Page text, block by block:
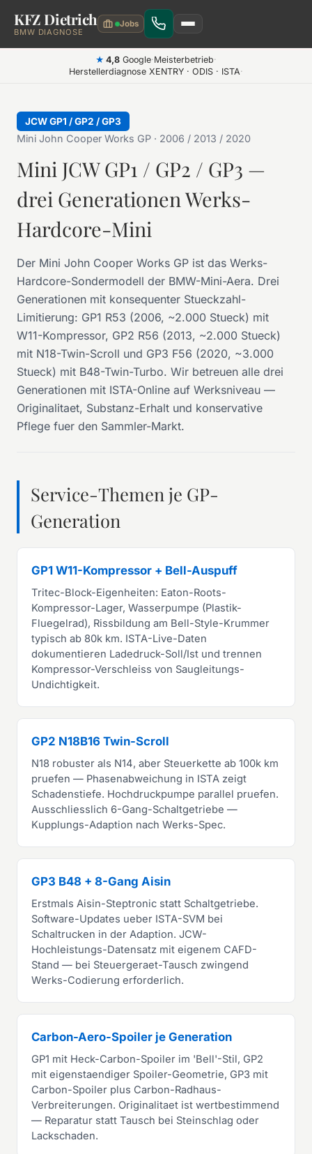
Zum Hauptinhalt springen
KFZ Dietrich
BMW DIAGNOSE
★ 4,8Google·Meisterbetrieb·
Herstellerdiagnose XENTRY · ODIS · ISTA·
JCW GP1 / GP2 / GP3
Mini John Cooper Works GP · 2006 / 2013 / 2020
Mini JCW GP1 / GP2 / GP3 —
drei Generationen Werks-
Hardcore-Mini
Der Mini John Cooper Works GP ist das Werks-
Hardcore-Sondermodell der BMW-Mini-Aera. Drei
Generationen mit konsequenter Stueckzahl-
Limitierung: GP1 R53 (2006, ~2.000 Stueck) mit
W11-Kompressor, GP2 R56 (2013, ~2.000 Stueck)
mit N18-Twin-Scroll und GP3 F56 (2020, ~3.000
Stueck) mit B48-Twin-Turbo. Wir betreuen alle drei
Generationen mit ISTA-Online auf Werksniveau —
Originalitaet, Substanz-Erhalt und konservative
Pflege fuer den Sammler-Markt.
Service-Themen je GP-
Generation
GP1 W11-Kompressor + Bell-Auspuff
Tritec-Block-Eigenheiten: Eaton-Roots-
Kompressor-Lager, Wasserpumpe (Plastik-
Fluegelrad), Rissbildung am Bell-Style-Krummer
typisch ab 80k km. ISTA-Live-Daten
dokumentieren Ladedruck-Soll/Ist und trennen
Kompressor-Verschleiss von Saugleitungs-
Undichtigkeit.
GP2 N18B16 Twin-Scroll
N18 robuster als N14, aber Steuerkette ab 100k km
pruefen — Phasenabweichung in ISTA zeigt
Schadenstiefe. Hochdruckpumpe parallel pruefen.
Ausschliesslich 6-Gang-Schaltgetriebe —
Kupplungs-Adaption nach Werks-Spec.
GP3 B48 + 8-Gang Aisin
Erstmals Aisin-Steptronic statt Schaltgetriebe.
Software-Updates ueber ISTA-SVM bei
Schaltrucken in der Adaption. JCW-
Hochleistungs-Datensatz mit eigenem CAFD-
Stand — bei Steuergeraet-Tausch zwingend
Werks-Codierung erforderlich.
Carbon-Aero-Spoiler je Generation
GP1 mit Heck-Carbon-Spoiler im 'Bell'-Stil, GP2
mit eigenstaendiger Spoiler-Geometrie, GP3 mit
Carbon-Spoiler plus Carbon-Radhaus-
Verbreiterungen. Originalitaet ist wertbestimmend
— Reparatur statt Tausch bei Steinschlag oder
Lackschaden.